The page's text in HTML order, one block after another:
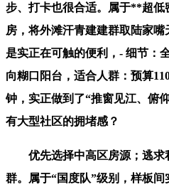
步、打卡也很合适。属于**超
房，将外滩汗青建建群取陆家
是实正在可触的便利，- 细节：
向糊口阳台，适合人群：预算
钟，实正做到了“推窗见江、俯
有大型社区的拥堵感？
优先选择中高区房源；逃求
群。属于“国度队”级别，样板